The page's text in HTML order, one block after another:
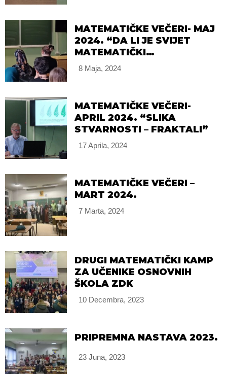
MATEMATIČKE VEČERI- MAJ
2024. “DA LI JE SVIJET
MATEMATIČKI
KONSTRUKT?”
8 Maja, 2024
MATEMATIČKE VEČERI-
APRIL 2024. “SLIKA
STVARNOSTI – FRAKTALI”
17 Aprila, 2024
MATEMATIČKE VEČERI –
MART 2024.
7 Marta, 2024
DRUGI MATEMATIČKI KAMP
ZA UČENIKE OSNOVNIH
ŠKOLA ZDK
10 Decembra, 2023
PRIPREMNA NASTAVA 2023.
23 Juna, 2023